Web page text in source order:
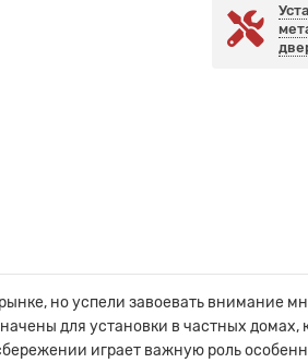
но успели завоевать внимание
для установки в частных домах,
играет важную роль